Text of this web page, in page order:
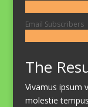
Email Subscribers
The
Vivamus ipsum
molestie